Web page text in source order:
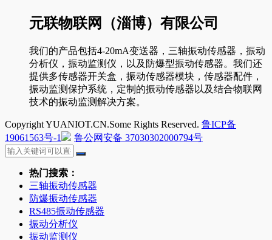
元联物联网（淄博）有限公司
我们的产品包括4-20mA变送器，三轴振动传感器，振动
分析仪，振动监测仪，以及防爆型振动传感器。我们还
提供多传感器开关盒，振动传感器模块，传感器配件，
振动监测保护系统，定制的振动传感器以及结合物联网
技术的振动监测解决方案。
Copyright YUANIOT.CN.Some Rights Reserved. 鲁ICP备
19061563号-1
鲁公网安备 37030302000794号
热门搜索：
三轴振动传感器
防爆振动传感器
RS485振动传感器
振动分析仪
振动监测仪